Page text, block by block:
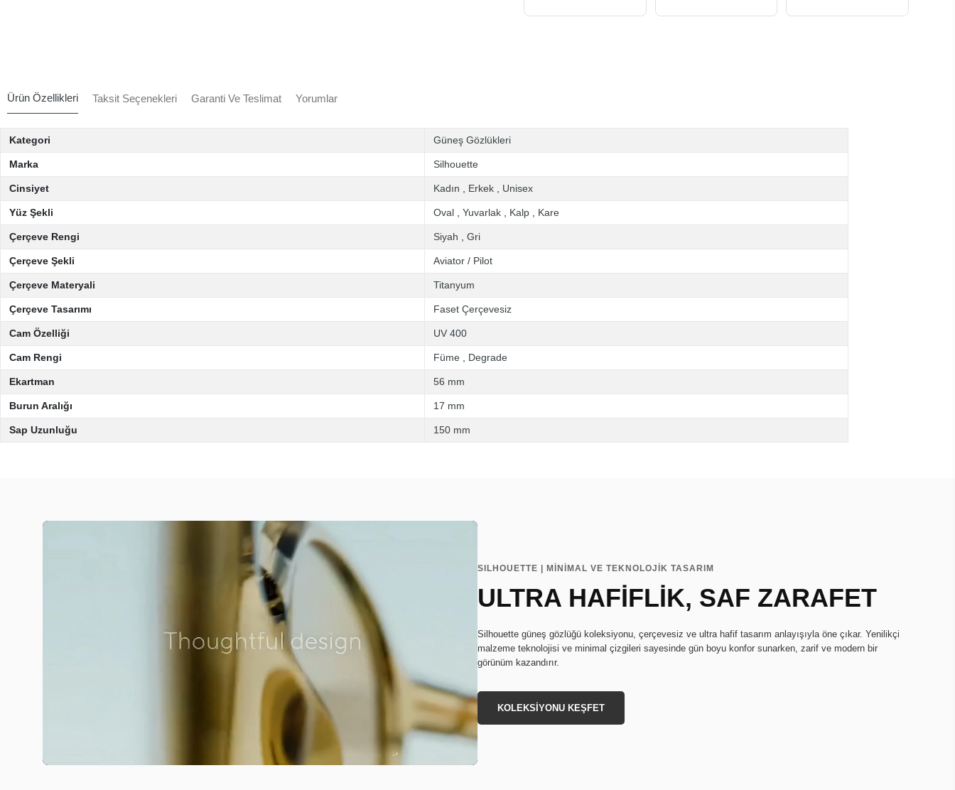
Ürün Özellikleri Taksit Seçenekleri Garanti Ve Teslimat Yorumlar
Kategori Güneş Gözlükleri
Marka Silhouette
Cinsiyet Kadın Erkek Unisex
Yüz Şekli Oval Yuvarlak Kalp Kare
Çerçeve Rengi Siyah Gri
Çerçeve Şekli Aviator / Pilot
Çerçeve Materyali Titanyum
Çerçeve Tasarımı Faset Çerçevesiz
Cam Özelliği UV 400
Cam Rengi Füme Degrade
Ekartman 56 mm
Burun Aralığı 17 mm
Sap Uzunluğu 150 mm
SILHOUETTE | MİNİMAL VE TEKNOLOJİK TASARIM
ULTRA HAFİFLİK, SAF ZARAFET
Silhouette güneş gözlüğü koleksiyonu, çerçevesiz ve ultra hafif tasarım anlayışıyla öne çıkar. Yenilikçi
malzeme teknolojisi ve minimal çizgileri sayesinde gün boyu konfor sunarken, zarif ve modern bir
görünüm kazandırır.
KOLEKSİYONU KEŞFET